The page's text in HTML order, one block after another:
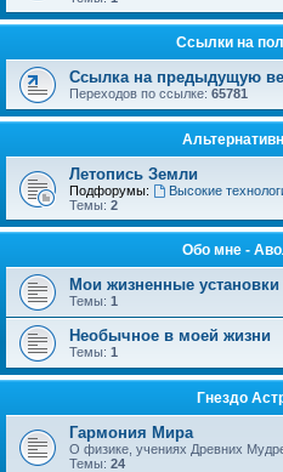
Ссылки на
Ссылка на предыдущую
Переходов по ссылке: 65781
Летопись Земли
Подфорумы: Высокие
Темы: 2
Обо мне -
Мои жизненные установки
Темы: 1
Необычное в моей жизни
Темы: 1
Гнездо
Гармония Мира
О физике, учениях Древних
Темы: 24